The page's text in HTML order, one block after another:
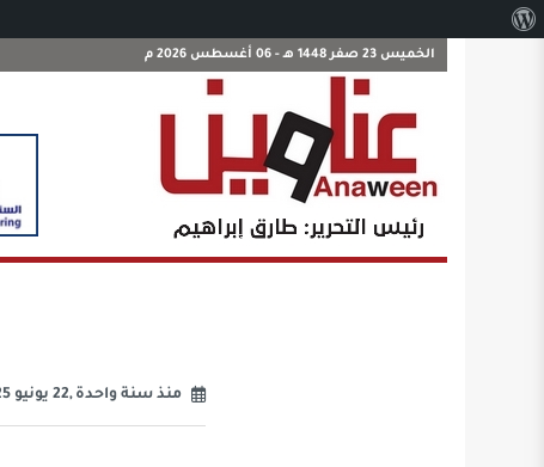
الخميس 23 صفر 1448 هـ - 06 أغسطس 2026 م
منذ سنة واحدة ,22 يونيو 2025